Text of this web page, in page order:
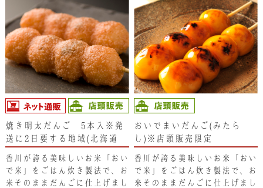
焼き明太だんご 5本入※発
送に2日要する地域(北海道･
不可となります。ご了承くだ
さい。
香川が誇る美味しいお米「おい
で米」をごはん炊き製法で、お
米そのままだんごに仕上げまし
おいでまいだんご(みたら
し)※店頭販売限定
香川が誇る美味しいお米「おい
で米」をごはん炊き製法で、お
米そのままだんごに仕上げまし